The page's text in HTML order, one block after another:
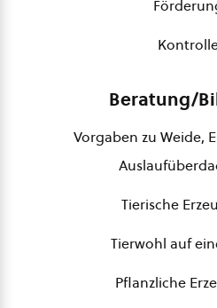
Beratung/
Vorgaben zu Weide,
Tierische
Tierwohl auf
Pflanzliche